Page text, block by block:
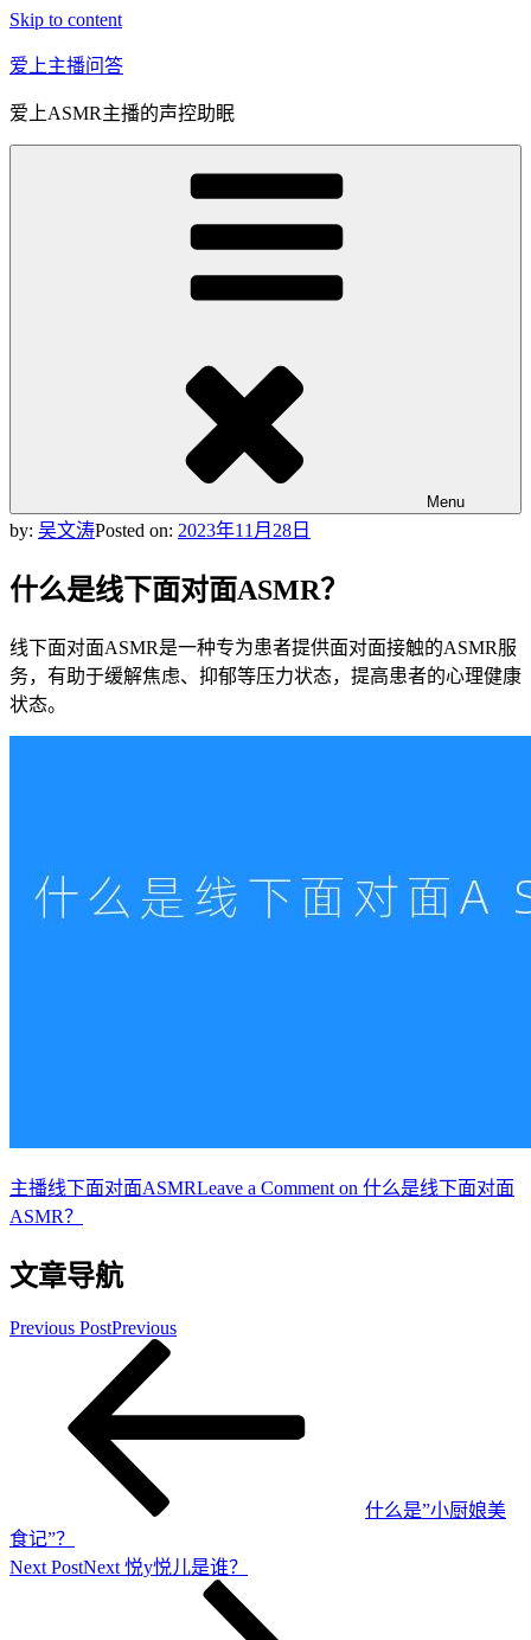
Skip to content
爱上主播问答
爱上ASMR主播的声控助眠
Menu
by: 吴文涛Posted on: 2023年11月28日
什么是线下面对面ASMR？
线下面对面ASMR是一种专为患者提供面对面接触的ASMR服
务，有助于缓解焦虑、抑郁等压力状态，提高患者的心理健康
状态。
主播线下面对面ASMRLeave a Comment on 什么是线下面对面
ASMR？
文章导航
Previous PostPrevious
什么是”小厨娘美
食记”？
Next PostNext 悦y悦儿是谁？